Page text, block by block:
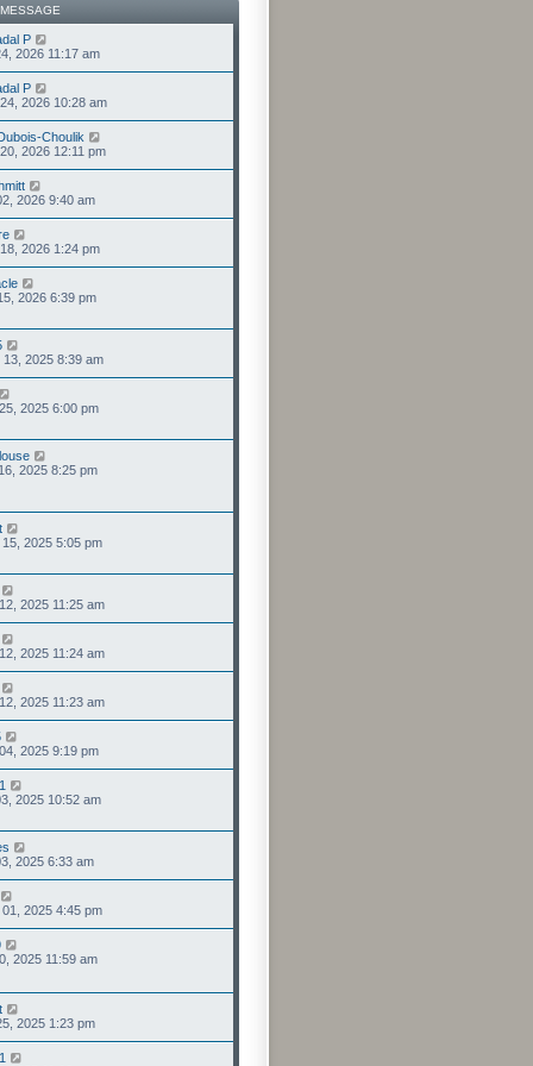
P
2026 11:17 am
P
2026 10:28 am
Choulik
2026 12:11 pm
2026 9:40 am
2026 1:24 pm
2026 6:39 pm
2025 8:39 am
2025 6:00 pm
2025 8:25 pm
2025 5:05 pm
2025 11:25 am
2025 11:24 am
2025 11:23 am
2025 9:19 pm
2025 10:52 am
2025 6:33 am
2025 4:45 pm
2025 11:59 am
2025 1:23 pm